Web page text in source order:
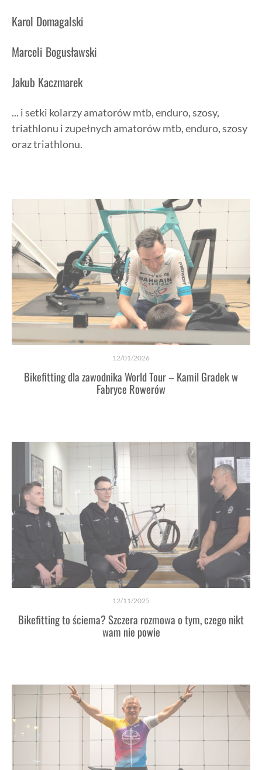
Karol Domagalski
Marceli Bogusławski
Jakub Kaczmarek
... i setki kolarzy amatorów mtb, enduro, szosy,
triathlonu i zupełnych amatorów mtb, enduro, szosy
oraz triathlonu.
12/01/2026
Bikefitting dla zawodnika World Tour – Kamil Gradek w
Fabryce Rowerów
12/11/2025
Bikefitting to ściema? Szczera rozmowa o tym, czego nikt
wam nie powie